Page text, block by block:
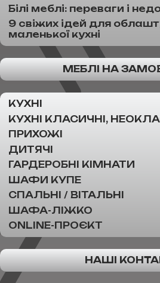
Білі меблі: переваги і
9 свіжих ідей для
маленької кухні
МЕБЛІ НА
КУХНІ
КУХНІ КЛАСИЧНІ,
ПРИХОЖІ
ДИТЯЧІ
ГАРДЕРОБНІ КІМНАТИ
ШАФИ КУПЕ
СПАЛЬНІ / ВІТАЛЬНІ
ШАФА-ЛІЖКО
ONLINE-ПРОЄКТ
НАШІ